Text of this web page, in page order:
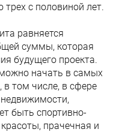
с половиной лет.
равняется
суммы, которая
будущего проекта.
начать в самых
в том числе, в сфере
быть спортивно-
прачечная и